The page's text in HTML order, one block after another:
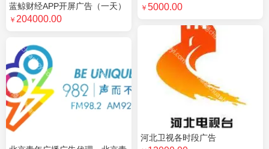
蓝鲸财经APP开屏广告（一天）
￥ 204000.00
￥ 5000.00
河北卫视各时段广告